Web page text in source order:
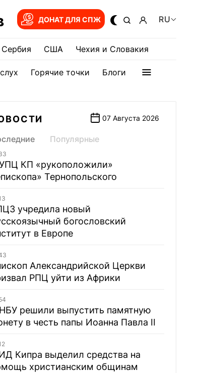
ДОНАТ ДЛЯ СПЖ RU
Сербия США Чехия и Словакия
Горячие точки Блоги
07 Августа 2026
Популярные
КП «рукоположили»
Тернопольского
учредила новый
богословский
в Европе
Александрийской Церкви
РПЦ уйти из Африки
решили выпустить памятную
в честь папы Иоанна Павла II
Кипра выделил средства на
христианским общинам